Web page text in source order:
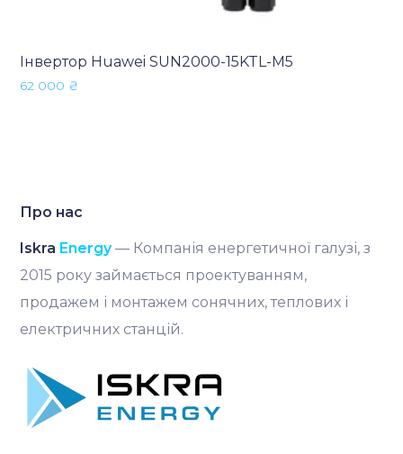
Інвертор Huawei SUN2000-15KTL-M5
62 000 ₴
Про нас
Iskra Energy— Компанія енергетичної галузі, з
2015 року займається проектуванням,
продажем і монтажем сонячних, теплових і
електричних станцій.